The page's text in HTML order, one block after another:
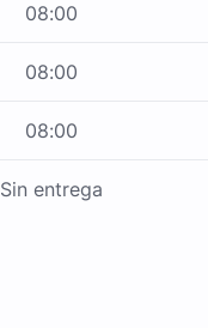
08:00
08:00
08:00
Sin entrega